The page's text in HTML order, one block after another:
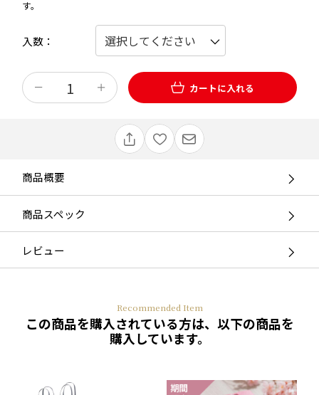
す。
入数
カートに入れる
商品概要
商品スペック
レビュー
Recommended Item
この商品を購入されている方は、以下の商品を
購入しています。